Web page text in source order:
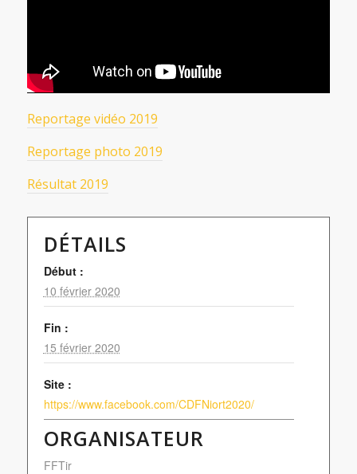
Reportage vidéo 2019
Reportage photo 2019
Résultat 2019
DÉTAILS
Début :
10 février 2020
Fin :
15 février 2020
Site :
https://www.facebook.com/CDFNiort2020/
ORGANISATEUR
FFTir